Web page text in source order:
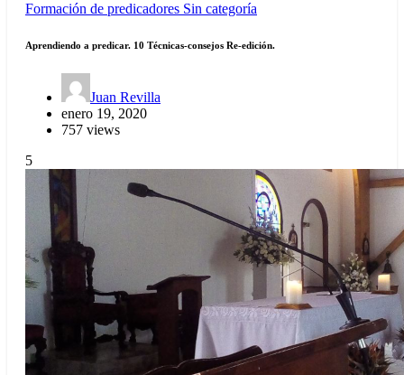
Formación de predicadores Sin categoría
Aprendiendo a predicar. 10 Técnicas-consejos Re-edición.
Juan Revilla
enero 19, 2020
757 views
5